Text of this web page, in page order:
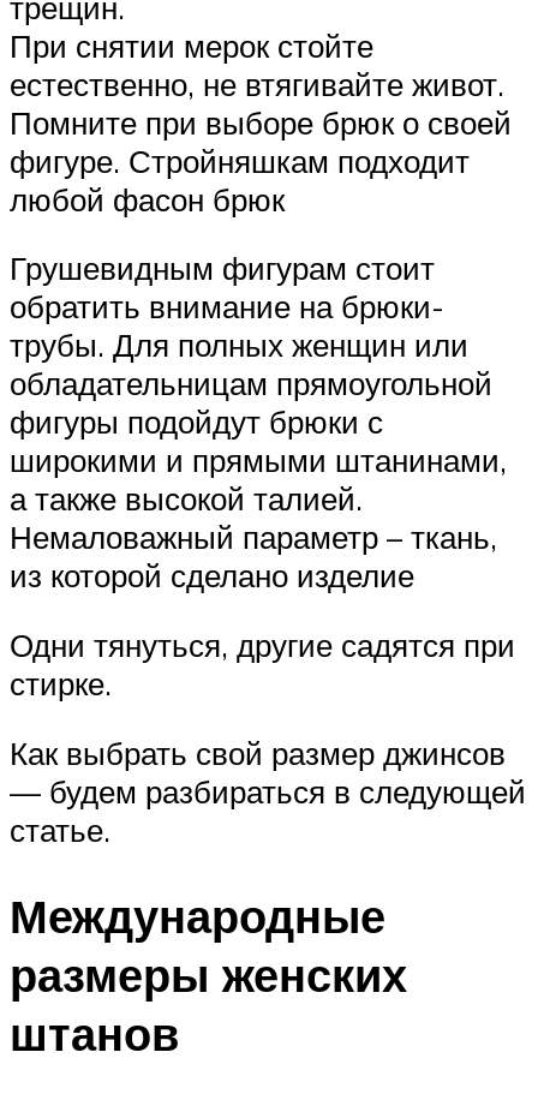
При снятии мерок стойте
естественно, не втягивайте живот.
Помните при выборе брюк о своей
фигуре. Стройняшкам подходит
любой фасон брюк
Грушевидным фигурам стоит
обратить внимание на брюки-
трубы. Для полных женщин или
обладательницам прямоугольной
фигуры подойдут брюки с
широкими и прямыми штанинами,
а также высокой талией.
Немаловажный параметр – ткань,
из которой сделано изделие
Одни тянуться, другие садятся при
стирке.
Как выбрать свой размер джинсов
— будем разбираться в следующей
статье.
Международные
размеры женских
штанов